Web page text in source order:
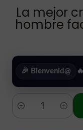
La mejor
hombre
🔥 ¡Hasta
Cantidad